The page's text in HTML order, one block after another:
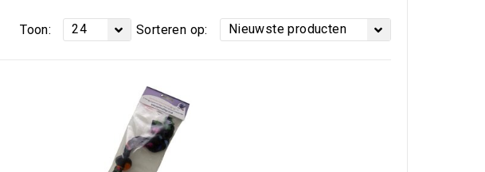
Sorteren op: Nieuwste producten
Toon: 24